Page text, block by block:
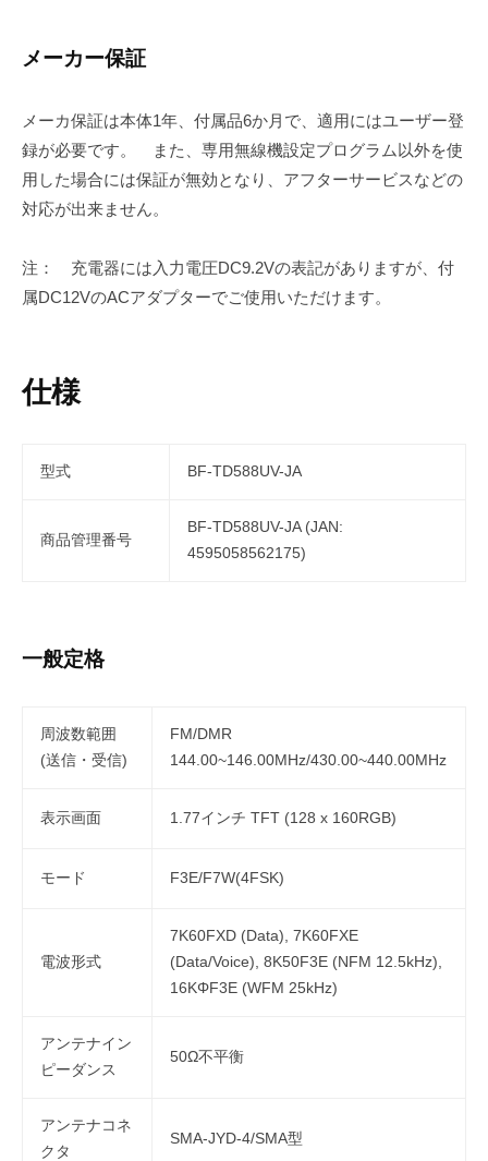
メーカー保証
メーカ保証は本体1年、付属品6か月で、適用にはユーザー登
録が必要です。 また、専用無線機設定プログラム以外を使
用した場合には保証が無効となり、アフターサービスなどの
対応が出来ません。
注： 充電器には入力電圧DC9.2Vの表記がありますが、付
属DC12VのACアダプターでご使用いただけます。
仕様
型式 BF-TD588UV-JA
商品管理番号
BF-TD588UV-JA (JAN:
4595058562175)
一般定格
周波数範囲
(送信・受信)
FM/DMR
144.00~146.00MHz/430.00~440.00MHz
表示画面 1.77インチ TFT (128 x 160RGB)
モード F3E/F7W(4FSK)
電波形式
7K60FXD (Data), 7K60FXE
(Data/Voice), 8K50F3E (NFM 12.5kHz),
16KΦF3E (WFM 25kHz)
アンテナイン
ピーダンス
50Ω不平衡
アンテナコネ
クタ
SMA-JYD-4/SMA型